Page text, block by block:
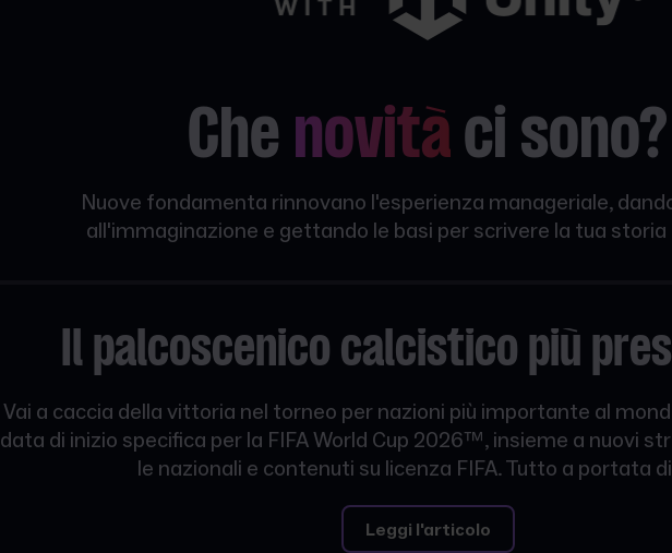
Che novitàci sono?
Nuove fondamenta rinnovano l'esperienza manageriale,
all'immaginazione e gettando le basi per scrivere la tua
Il palcoscenico calcistico più
Vai a caccia della vittoria nel torneo per nazioni più importante al
data di inizio specifica per la FIFA World Cup 2026™, insieme a nuovi
le nazionali e contenuti su licenza FIFA. Tutto a portata
Leggi l'articolo